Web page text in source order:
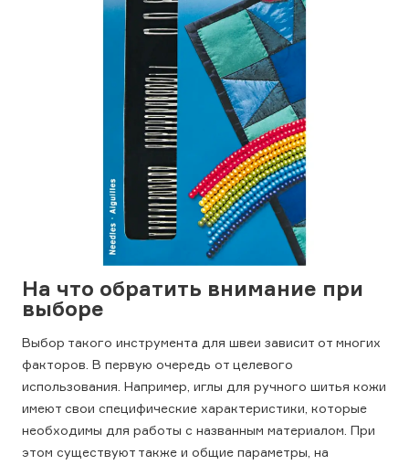
На что обратить внимание при
выборе
Выбор такого инструмента для швеи зависит от многих
факторов. В первую очередь от целевого
использования. Например, иглы для ручного шитья кожи
имеют свои специфические характеристики, которые
необходимы для работы с названным материалом. При
этом существуют также и общие параметры, на